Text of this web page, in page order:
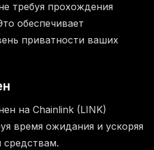
требуя прохождения
обеспечивает
приватности ваших
на Chainlink (LINK)
время ожидания и ускоряя